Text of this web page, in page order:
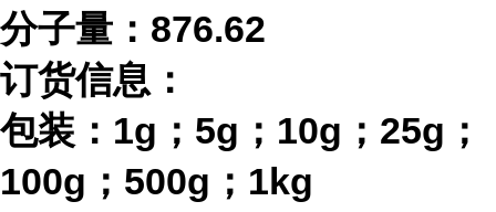
分子量： 876.62
订货信息：
包装： 1g；5g；10g；25g；
100g；500g；1kg